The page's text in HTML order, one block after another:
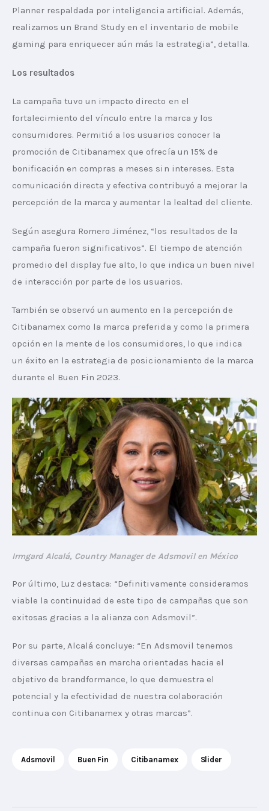
Planner respaldada por inteligencia artificial. Además,
realizamos un Brand Study en el inventario de mobile
gaming para enriquecer aún más la estrategia”, detalla.
Los resultados
La campaña tuvo un impacto directo en el
fortalecimiento del vínculo entre la marca y los
consumidores. Permitió a los usuarios conocer la
promoción de Citibanamex que ofrecía un 15% de
bonificación en compras a meses sin intereses. Esta
comunicación directa y efectiva contribuyó a mejorar la
percepción de la marca y aumentar la lealtad del cliente.
Según asegura Romero Jiménez, “los resultados de la
campaña fueron significativos”. El tiempo de atención
promedio del display fue alto, lo que indica un buen nivel
de interacción por parte de los usuarios.
También se observó un aumento en la percepción de
Citibanamex como la marca preferida y como la primera
opción en la mente de los consumidores, lo que indica
un éxito en la estrategia de posicionamiento de la marca
durante el Buen Fin 2023.
Irmgard Alcalá, Country Manager de Adsmovil en México
Por último, Luz destaca: “Definitivamente consideramos
viable la continuidad de este tipo de campañas que son
exitosas gracias a la alianza con Adsmovil”.
Por su parte, Alcalá concluye: “En Adsmovil tenemos
diversas campañas en marcha orientadas hacia el
objetivo de brandformance, lo que demuestra el
potencial y la efectividad de nuestra colaboración
continua con Citibanamex y otras marcas”.
Adsmovil Buen Fin Citibanamex Slider